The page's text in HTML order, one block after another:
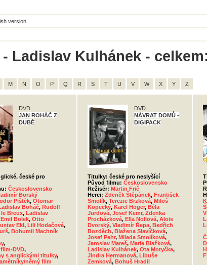
version
Ladislav Kulhánek -
M N O P Q R S T U V W X Y Z
DVD
JAN ROHÁČ Z
DUBÉ
české pro
Československo
Borský
Pištěk, Otomar
Boháč, Rudolf
Breux, Ladislav
Emil Bolek, Otto
Ekl, Lili Hodačová,
, Bohumil Machník
,
DVD,
s anglickými titulky,
němý film
DVD
NÁVRAT DOMŮ -
DIGIPACK
Titulky: české pro neslyšící
Původ filmu: Československo
Režisér: Martin Frič
Herci: Zdeněk Štěpánek, František
Smolík, Terezie Brzková, Miloš
Kopecký, Karel Höger, Běla
Jurdová, Josef Kemr, Zdenka
Procházková, Ella Nollová, Alois
Dvorský, Vladimír Řepa, Bedřich
Bozděch, Blažena Slavíčková,
Josef Pehr, Milada Smolíková,
Jaroslav Mareš, Marie Blažková,
Ladislav Kulhánek, Ota Motyčka,
Jindra Hermanová, Libuše
Zemková, Bohuš Hradil